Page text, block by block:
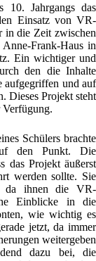
10. Jahrgangs das
Einsatz von VR-
in die Zeit zwischen
Frank-Haus in
Ein wichtiger und
den die Inhalte
aufgegriffen und auf
Dieses Projekt steht
Schülers brachte
den Punkt. Die
das Projekt äußerst
werden sollte. Sie
da ihnen die VR-
Einblicke in die
wie wichtig es
jetzt, da immer
weitergeben
dazu bei, die